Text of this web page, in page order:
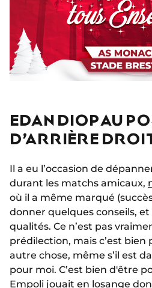
EDAN DIOP AU
D’ARRIÈRE
Il a eu l’occasion de
durant les matchs amicaux,
où il a même marqué (succès
donner quelques conseils,
qualités. Ce n’est pas
prédilection, mais c’est bien
autre chose, même s’il est
pour moi. C’est bien d'être
Empoli jouait en losange